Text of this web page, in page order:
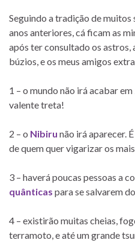
Seguindo a tradição de muitos
anos anteriores, cá ficam as
após ter consultado os astros,
búzios, e os meus amigos
1 – o mundo não irá acabar em
valente treta!
2 – o Nibiru não irá aparecer.
de quem quer vigarizar os
3 – haverá poucas pessoas a
quânticas para se salvarem
4 – existirão muitas cheias,
terramoto, e até um grande